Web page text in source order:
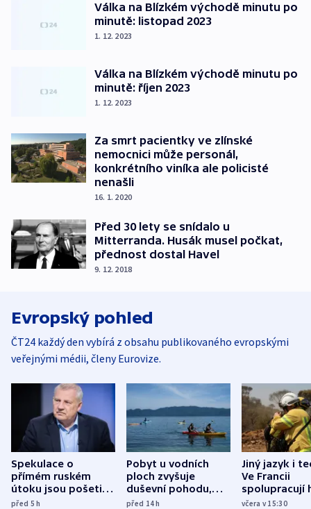
Válka na Blízkém východě minutu po
minutě: listopad 2023
1. 12. 2023
Válka na Blízkém východě minutu po
minutě: říjen 2023
1. 12. 2023
Za smrt pacientky ve zlínské
nemocnici může personál,
konkrétního viníka ale policisté
nenašli
16. 1. 2020
Před 30 lety se snídalo u
Mitterranda. Husák musel počkat,
přednost dostal Havel
9. 12. 2018
Evropský pohled
ČT24 každý den vybírá z obsahu publikovaného evropskými
veřejnými médii, členy Eurovize.
Spekulace o
přímém ruském
útoku jsou pošetilé,
míní estonský
před 5h
Pobyt u vodních
ploch zvyšuje
duševní pohodu,
ukázala
před 14h
Jiný jazyk i
Ve Francii
spolupracují
různých zemí
včera v 15:30